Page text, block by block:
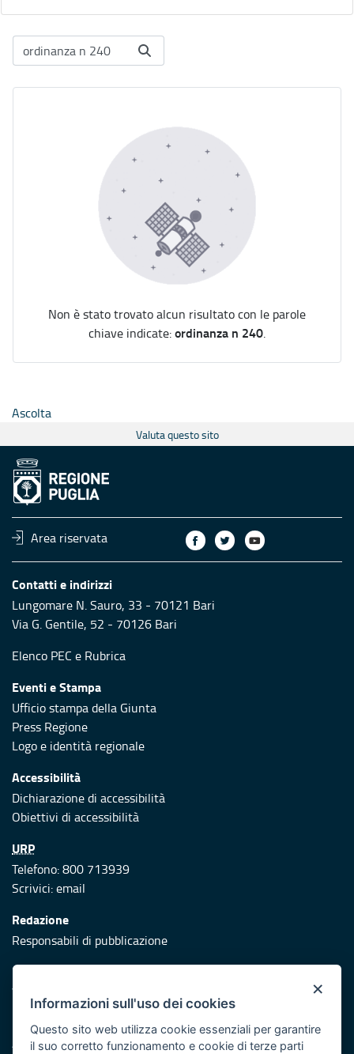
Non è stato trovato alcun risultato con le parole
chiave indicate:ordinanza n 240.
Ascolta
Valuta questo sito
Area riservata
Contatti e indirizzi
Lungomare N. Sauro, 33 - 70121 Bari
Via G. Gentile, 52 - 70126 Bari
Elenco PEC e Rubrica
Eventi e Stampa
Ufficio stampa della Giunta
Press Regione
Logo e identità regionale
Accessibilità
Dichiarazione di accessibilità
Obiettivi di accessibilità
URP
Telefono: 800 713939
Scrivici:email
Redazione
Responsabili di pubblicazione
Protezione civile
Vai al sito di Protezione Civile Puglia
Iniziativa finanziata con risorse del POR Puglia 2014/2020 -
Asse XI
×
Informazioni sull'uso dei cookies
Questo sito web utilizza cookie essenziali per garantire
il suo corretto funzionamento e cookie di terze parti